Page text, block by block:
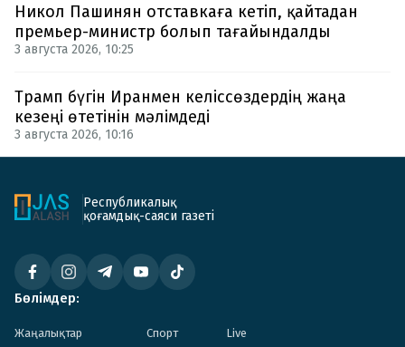
Никол Пашинян отставкаға кетіп, қайтадан
премьер-министр болып тағайындалды
3 августа 2026, 10:25
Трамп бүгін Иранмен келіссөздердің жаңа
кезеңі өтетінін мәлімдеді
3 августа 2026, 10:16
Республикалық
қоғамдық-саяси газеті
Бөлімдер:
Жаңалықтар Спорт Live